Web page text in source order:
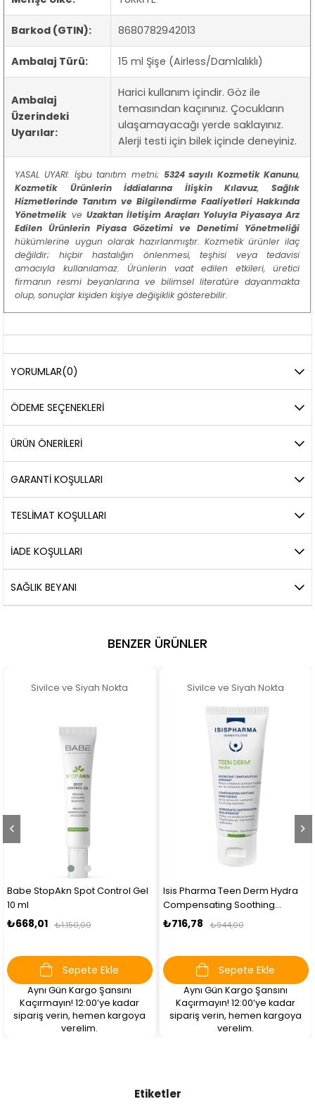
Barkod (GTIN): 8680782942013
Ambalaj Türü: 15 ml Şişe (Airless/Damlalıklı)
Ambalaj
Üzerindeki
Uyarılar:
Harici kullanım içindir. Göz ile
temasından kaçınınız. Çocukların
ulaşamayacağı yerde saklayınız.
Alerji testi için bilek içinde deneyiniz.
YASAL UYARI: İşbu tanıtım metni; 5324 sayılı Kozmetik Kanunu,
Kozmetik Ürünlerin İddialarına İlişkin Kılavuz,Sağlık
Hizmetlerinde Tanıtım ve Bilgilendirme Faaliyetleri Hakkında
Yönetmelik ve Uzaktan İletişim Araçları Yoluyla Piyasaya Arz
Edilen Ürünlerin Piyasa Gözetimi ve Denetimi Yönetmeliği
hükümlerine uygun olarak hazırlanmıştır. Kozmetik ürünler ilaç
değildir; hiçbir hastalığın önlenmesi, teşhisi veya tedavisi
amacıyla kullanılamaz. Ürünlerin vaat edilen etkileri, üretici
firmanın resmi beyanlarına ve bilimsel literatüre dayanmakta
olup, sonuçlar kişiden kişiye değişiklik gösterebilir.
YORUMLAR(0)
ÖDEME SEÇENEKLERI
ÜRÜN ÖNERILERI
GARANTİ KOŞULLARI
TESLİMAT KOŞULLARI
İADE KOŞULLARI
SAĞLIK BEYANI
BENZER ÜRÜNLER
Sivilce ve Siyah Nokta
Babe StopAkn Spot Control Gel
10 ml
₺668,01 ₺1.150,00
Sepete Ekle
Aynı Gün Kargo Şansını
Kaçırmayın! 12:00’ye kadar
sipariş verin, hemen kargoya
verelim.
Sivilce ve Siyah Nokta
Isis Pharma Teen Derm Hydra
Compensating Soothing
Moisturizer 40ml
₺716,78 ₺944,00
Sepete Ekle
Aynı Gün Kargo Şansını
Kaçırmayın! 12:00’ye kadar
sipariş verin, hemen kargoya
verelim.
Etiketler